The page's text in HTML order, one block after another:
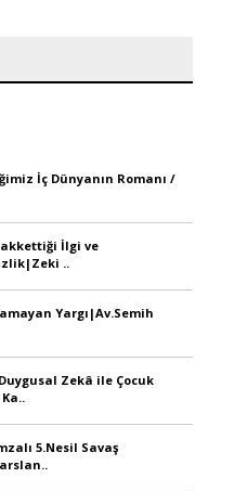
İç Dünyanın Romanı /
İlgi ve
..
Yargı|Av.Semih
Zekâ ile Çocuk
5.Nesil Savaş